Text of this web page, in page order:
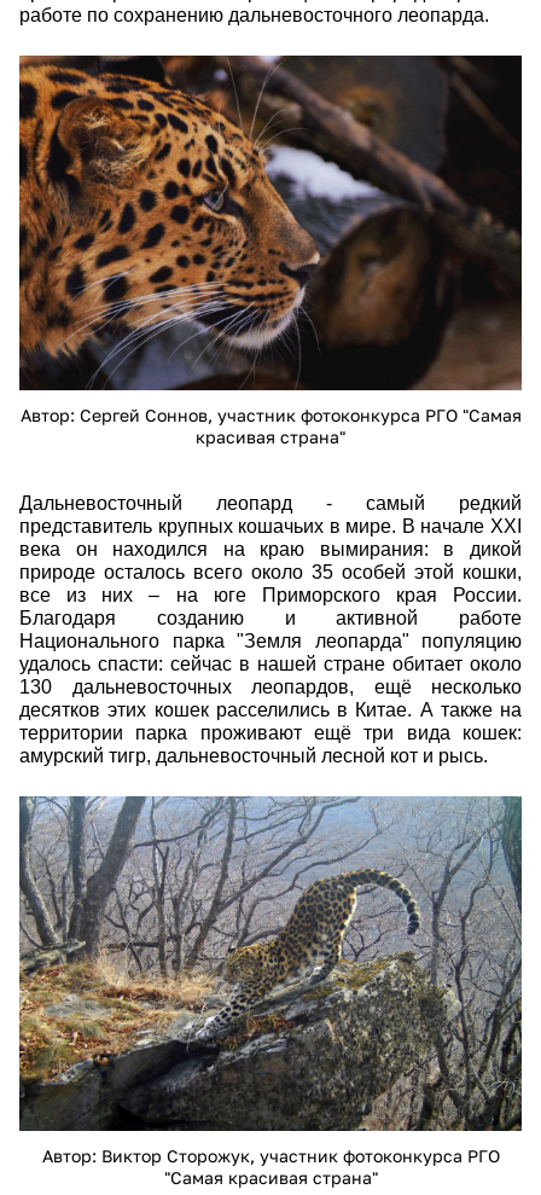
работе по сохранению дальневосточного леопарда.
25014.jpeg
Автор: Сергей Соннов, участник фотоконкурса РГО "Самая
красивая страна"
Дальневосточный леопард - самый редкий
представитель крупных кошачьих в мире. В начале XXI
века он находился на краю вымирания: в дикой
природе осталось всего около 35 особей этой кошки,
все из них – на юге Приморского края России.
Благодаря созданию и активной работе
Национального парка "Земля леопарда" популяцию
удалось спасти: сейчас в нашей стране обитает около
130 дальневосточных леопардов, ещё несколько
десятков этих кошек расселились в Китае. А также на
территории парка проживают ещё три вида кошек:
амурский тигр, дальневосточный лесной кот и рысь.
korol_leopard_323840.jpg
Автор: Виктор Сторожук, участник фотоконкурса РГО
"Самая красивая страна"